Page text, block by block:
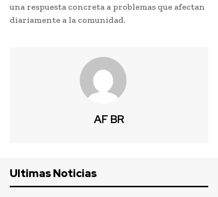
una respuesta concreta a problemas que afectan
diariamente a la comunidad.
AF BR
Ultimas Noticias